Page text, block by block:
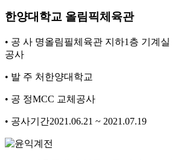
한양대학교 올림픽체육관
• 공 사 명올림필체육관 지하1층 기계
공사
• 발 주 처 한양대학교
• 공 정MCC 교체공사
• 공사기간2021.06.21 ~ 2021.07.19